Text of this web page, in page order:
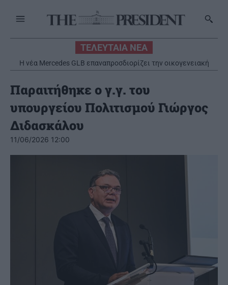
ΤΕΛΕΥΤΑΙΑ ΝΕΑ
Η νέα Mercedes GLB επαναπροσδιορίζει την οικογενειακή
κινητικότητα με έμφαση στην πολυτέλεια και στην
Γιατί δεν υπήρχαν μικροσκοπικοί δεινόσαυροι; Η ευθύνη
βαραίνει τα θηλαστικά
Παραιτήθηκε ο γ.γ. του
υπουργείου Πολιτισμού Γιώργος
Διδασκάλου
11/06/2026 12:00